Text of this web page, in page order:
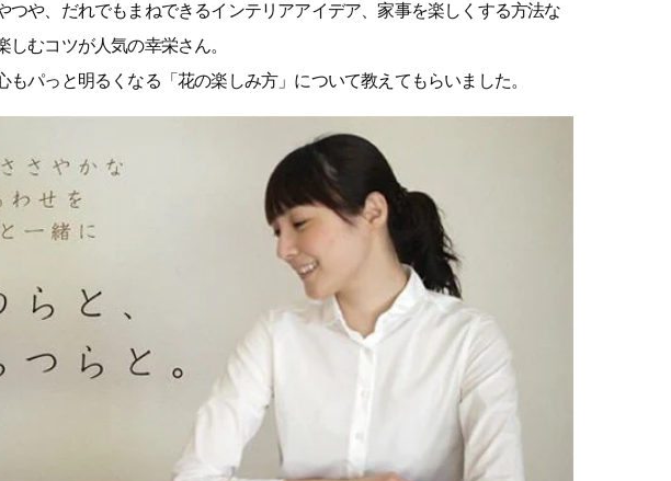
つや、だれでもまねできるインテリアアイデア、家事を楽しくする方法な
しむコツが人気の幸栄さん。
もパっと明るくなる「花の楽しみ方」について教えてもらいました。